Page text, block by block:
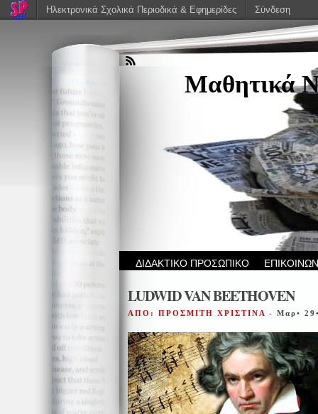
Μαθητικά
ΔΙΔΑΚΤΙΚΟ ΠΡΟΣΩΠΙΚΟ
LUDWID VAN BEETHOVEN
ΑΠΟ: ΠΡΟΣΜΙΤΗ ΧΡΙΣΤΙΝΑ - Μαρ•
Ηλεκτρονικά Σχολικά Περιοδικά & Εφημερίδες Σύνδεση